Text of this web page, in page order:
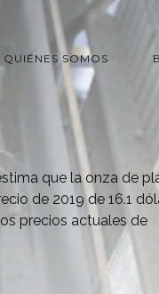
QUIÉNES SOMOS
que la onza de
de 2019 de 16.1
precios actuales de